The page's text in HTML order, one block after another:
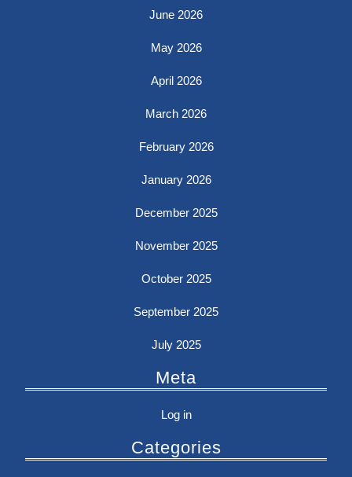
June 2026
May 2026
April 2026
March 2026
February 2026
January 2026
December 2025
November 2025
October 2025
September 2025
July 2025
Meta
Log in
Categories